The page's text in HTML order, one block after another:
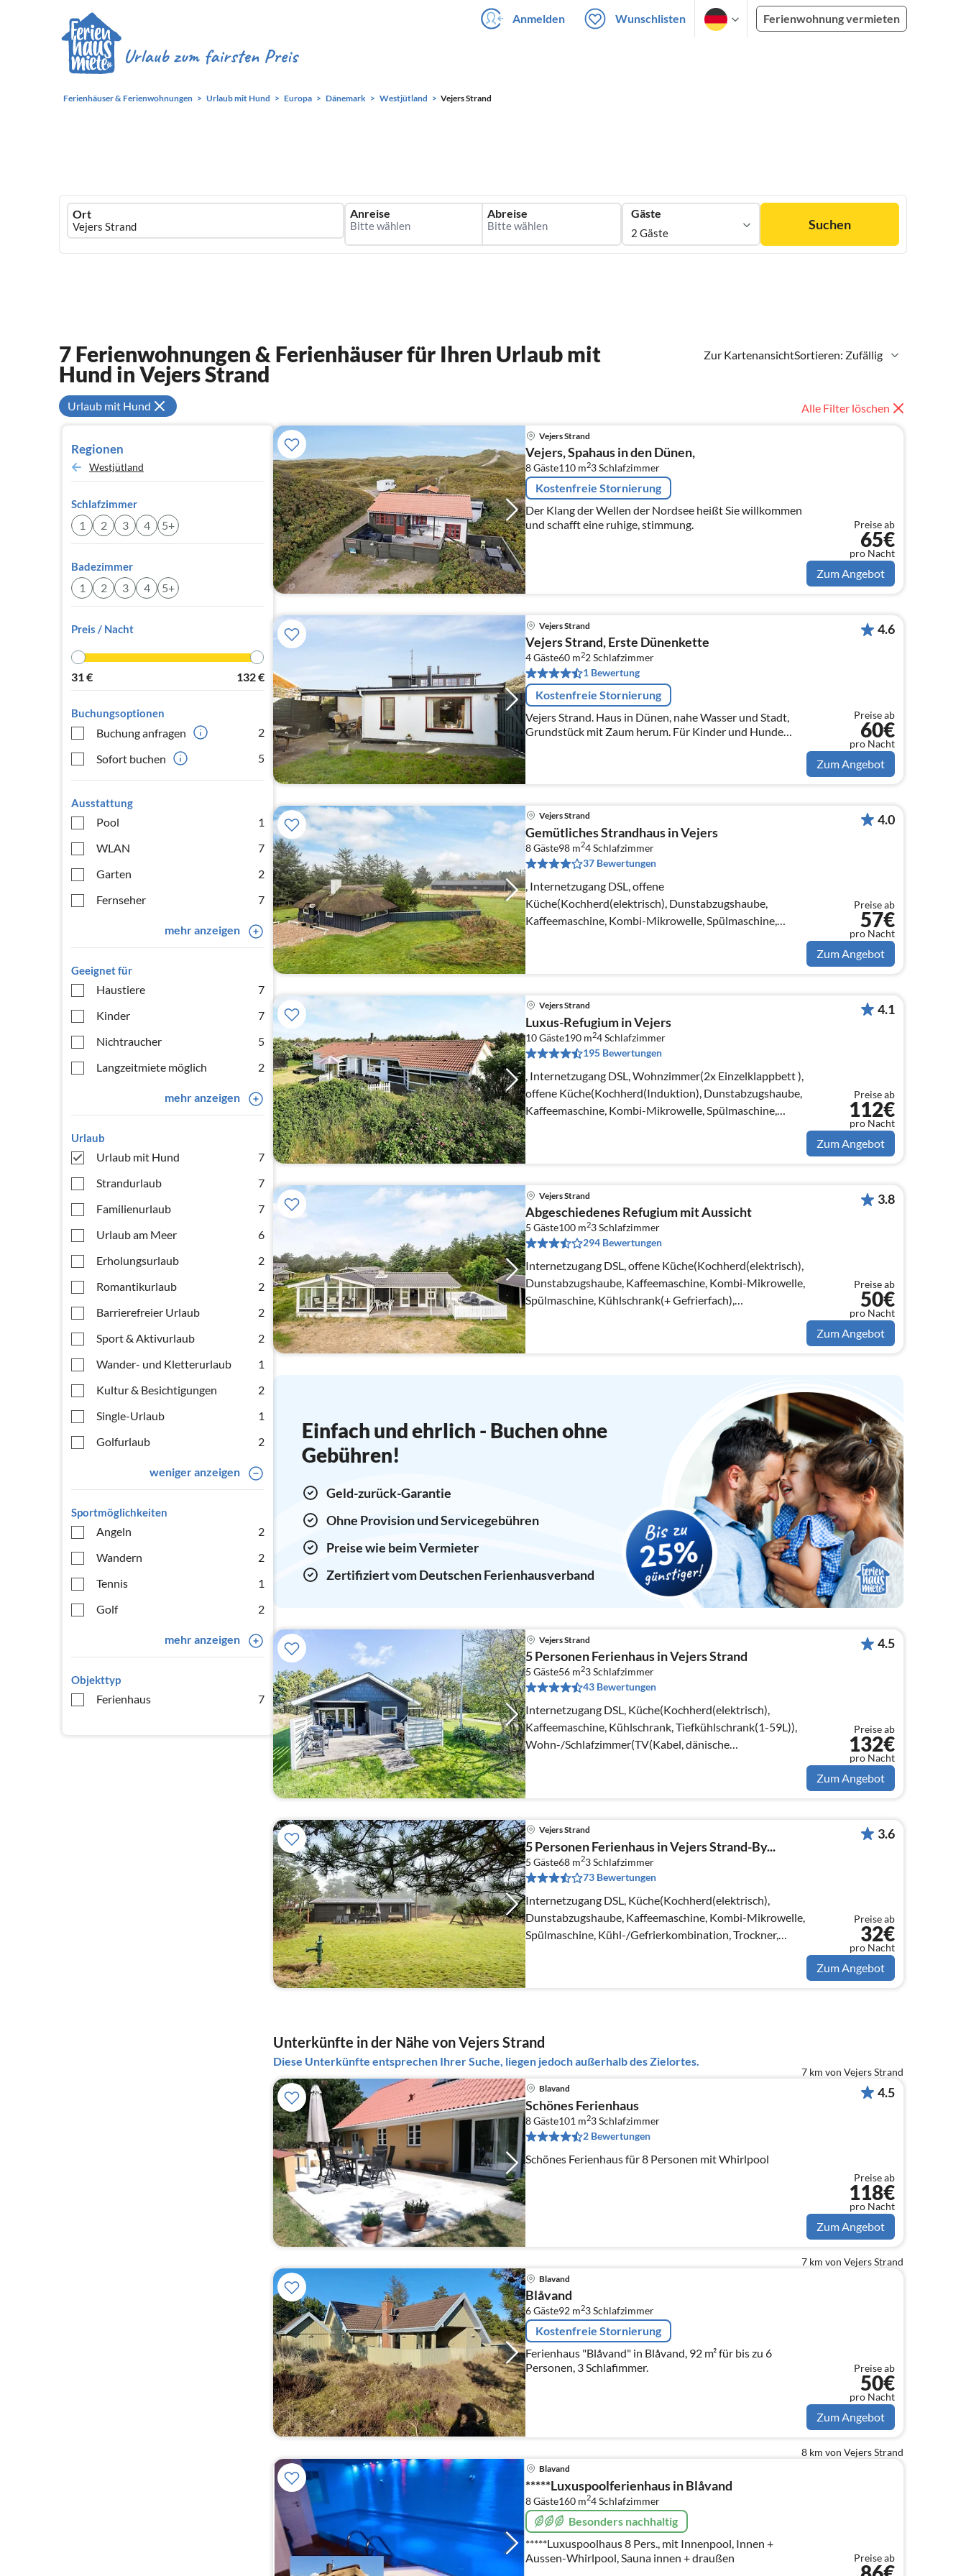
Anmelden Wunschlisten Ferienwohnung vermieten
Ferienhäuser & Ferienwohnungen Urlaub mit Hund Europa Dänemark Westjütland Vejers Strand
Ferienhausmiete
logo
Ort Anreise Abreise Gäste
2 Gäste
Suchen
Zur KartenansichtSortieren: Zufällig
7 Ferienwohnungen & Ferienhäuser für Ihren Urlaub mit
Hund in Vejers Strand
Urlaub mit Hund Alle Filter löschen
Regionen
Westjütland
Schlafzimmer
1 2 3 4 5+
Badezimmer
1 2 3 4 5+
Preis / Nacht
31€ 132€
Buchungsoptionen
Buchung anfragen
2
Sofort buchen
5
Ausstattung
Pool
1
WLAN
7
Garten
2
Fernseher
7
mehr anzeigen
Geeignet für
Haustiere
7
Kinder
7
Nichtraucher
5
Langzeitmiete möglich
2
mehr anzeigen
Urlaub
Urlaub mit Hund
7
Strandurlaub
7
Familienurlaub
7
Urlaub am Meer
6
Erholungsurlaub
2
Romantikurlaub
2
Barrierefreier Urlaub
2
Sport & Aktivurlaub
2
Wander- und Kletterurlaub
1
Kultur & Besichtigungen
2
Single-Urlaub
1
Golfurlaub
2
weniger anzeigen
Sportmöglichkeiten
Angeln
2
Wandern
2
Tennis
1
Golf
2
mehr anzeigen
Objekttyp
Ferienhaus 7
Vejers Strand
Vejers, Spahaus in den Dünen,
8 Gäste110 m23Schlafzimmer
Kostenfreie Stornierung
Der Klang der Wellen der Nordsee heißt Sie willkommen
und schafft eine ruhige, stimmung.
Preise ab
65€
pro Nacht
Zum Angebot
Vejers Strand
Vejers Strand, Erste Dünenkette
4 Gäste60 m22Schlafzimmer
1 Bewertung
Kostenfreie Stornierung
Vejers Strand. Haus in Dünen, nahe Wasser und Stadt,
Grundstück mit Zaum herum. Für Kinder und Hunde
4.6
Preise ab
60€
pro Nacht
Zum Angebot
Vejers Strand
Gemütliches Strandhaus in Vejers
8 Gäste98 m24Schlafzimmer
37 Bewertungen
, Internetzugang DSL, offene
Küche(Kochherd(elektrisch), Dunstabzugshaube,
Kaffeemaschine, Kombi-Mikrowelle, Spülmaschine,
Kühlschrank(+ Gefrierfach), Trockner, Waschmaschine)
4.0
Preise ab
57€
pro Nacht
Zum Angebot
Vejers Strand
Luxus-Refugium in Vejers
10 Gäste190 m24Schlafzimmer
195 Bewertungen
, Internetzugang DSL, Wohnzimmer(2x Einzelklappbett ),
offene Küche(Kochherd(Induktion), Dunstabzugshaube,
Kaffeemaschine, Kombi-Mikrowelle, Spülmaschine,
Kühl-/Gefrierkombination)
4.1
Preise ab
112€
pro Nacht
Zum Angebot
Vejers Strand
Abgeschiedenes Refugium mit Aussicht
5 Gäste100 m23Schlafzimmer
294 Bewertungen
Internetzugang DSL, offene Küche(Kochherd(elektrisch),
Dunstabzugshaube, Kaffeemaschine, Kombi-Mikrowelle,
Spülmaschine, Kühlschrank(+ Gefrierfach),
Waschmaschine)
3.8
Preise ab
50€
pro Nacht
Zum Angebot
Einfach und ehrlich - Buchen ohne
Gebühren!
Geld-zurück-Garantie
Ohne Provision und Servicegebühren
Preise wie beim Vermieter
Zertifiziert vom Deutschen Ferienhausverband
Vejers Strand
5 Personen Ferienhaus in Vejers Strand
5 Gäste56 m23Schlafzimmer
43 Bewertungen
Internetzugang DSL, Küche(Kochherd(elektrisch),
Kaffeemaschine, Kühlschrank, Tiefkühlschrank(1-59L)),
Wohn-/Schlafzimmer(TV(Kabel, dänische
Fernsehsender), Herd(Holz)
4.5
Preise ab
132€
pro Nacht
Zum Angebot
Vejers Strand
5 Personen Ferienhaus in Vejers Strand-By...
5 Gäste68 m23Schlafzimmer
73 Bewertungen
Internetzugang DSL, Küche(Kochherd(elektrisch),
Dunstabzugshaube, Kaffeemaschine, Kombi-Mikrowelle,
Spülmaschine, Kühl-/Gefrierkombination, Trockner,
Waschmaschine)
3.6
Preise ab
32€
pro Nacht
Zum Angebot
Unterkünfte in der Nähe von Vejers Strand
Diese Unterkünfte entsprechen Ihrer Suche, liegen jedoch außerhalb des Zielortes.
7 km von Vejers Strand
Blavand
Schönes Ferienhaus
8 Gäste101 m23Schlafzimmer
2 Bewertungen
Schönes Ferienhaus für 8 Personen mit Whirlpool
4.5
Preise ab
118€
pro Nacht
Zum Angebot
7 km von Vejers Strand
Blavand
Blåvand
6 Gäste92 m23Schlafzimmer
Kostenfreie Stornierung
Ferienhaus "Blåvand" in Blåvand, 92 m² für bis zu 6
Personen, 3 Schlafimmer.
Preise ab
50€
pro Nacht
Zum Angebot
8 km von Vejers Strand
Blavand
*****Luxuspoolferienhaus in Blåvand
8 Gäste160 m24Schlafzimmer
Besonders nachhaltig
*****Luxuspoolhaus 8 Pers., mit Innenpool, Innen +
Aussen-Whirlpool, Sauna innen + draußen
Preise ab